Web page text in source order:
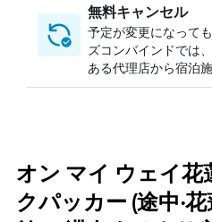
無料キャンセル
予定が変更になって
ズコンバインドでは
ある代理店から宿泊
オン マイ ウェイ花
クパッカー (途中‧